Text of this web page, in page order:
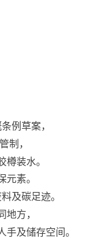
例草案，
制，
樽装水。
元素。
及碳足迹。
地方，
及储存空间。